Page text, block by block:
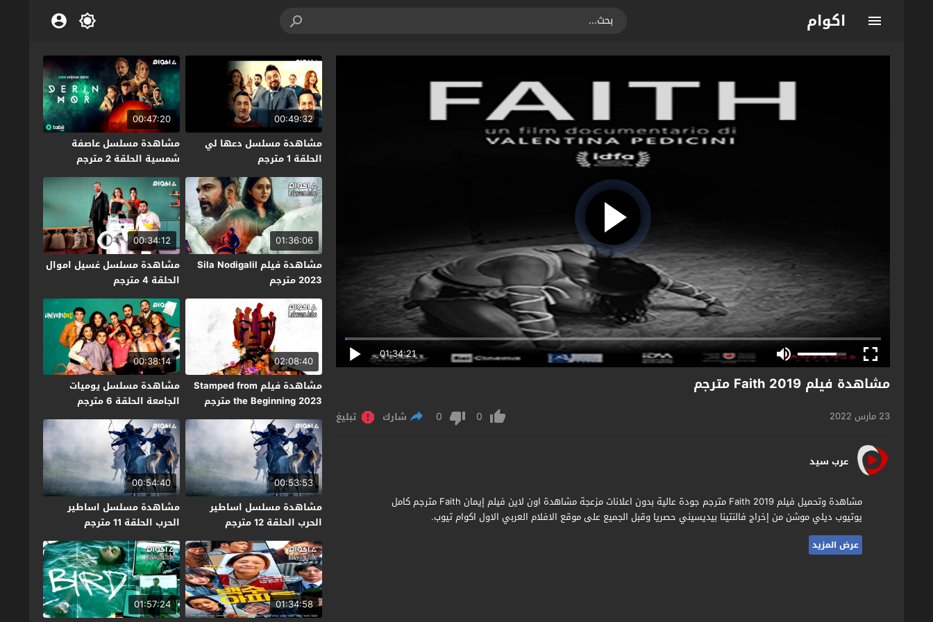
اكوام
01:34:21
مشاهدة فيلم Faith 2019 مترجم
23 مارس 2022 0
0 شارك تبليغ
عرب سيد
مشاهدة وتحميل فيلم Faith 2019 مترجم جودة عالية بدون اعلانات مزعجة مشاهدة اون لاين فيلم إيمان Faith مترجم كامل
يوتيوب ديلي موشن من إخراج فالنتينا بيديسيني حصريا وقبل الجميع على موقع الافلام العربي الاول اكوام تيوب.
عرض المزيد
00:49:32
مشاهدة مسلسل دعها لي
الحلقة 1 مترجم
00:47:20
مشاهدة مسلسل عاصفة
شمسية الحلقة 2 مترجم
01:36:06
مشاهدة فيلم Sila Nodigalil
2023 مترجم
00:34:12
مشاهدة مسلسل غسيل اموال
الحلقة 4 مترجم
02:08:40
مشاهدة فيلم Stamped from
the Beginning 2023 مترجم
00:38:14
مشاهدة مسلسل يوميات
الجامعة الحلقة 6 مترجم
00:53:53
مشاهدة مسلسل اساطير
الحرب الحلقة 12 مترجم
00:54:40
مشاهدة مسلسل اساطير
الحرب الحلقة 11 مترجم
01:34:58
01:57:24